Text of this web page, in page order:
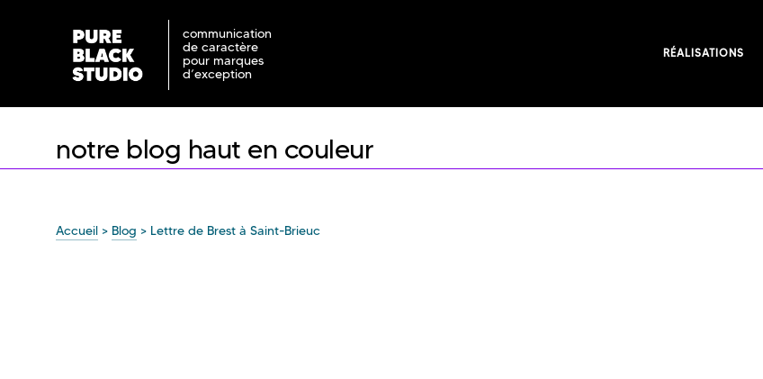
communication
de caractère
pour marques
d’exception
RÉALISATIONS
notre blog haut en couleur
Accueil > Blog > Lettre de Brest à Saint-Brieuc